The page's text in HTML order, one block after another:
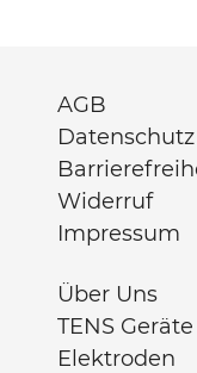
AGB
Datenschutz
Widerruf
Impressum
Über Uns
TENS Geräte
Elektroden